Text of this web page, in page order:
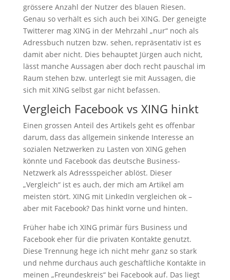
grössere Anzahl der Nutzer des blauen Riesen.
Genau so verhält es sich auch bei XING. Der geneigte
Twitterer mag XING in der Mehrzahl „nur“ noch als
Adressbuch nutzen bzw. sehen, repräsentativ ist es
damit aber nicht. Dies behauptet Jürgen auch nicht,
lässt manche Aussagen aber doch recht pauschal im
Raum stehen bzw. unterlegt sie mit Aussagen, die
sich mit XING selbst gar nicht befassen.
Vergleich Facebook vs XING hinkt
Einen grossen Anteil des Artikels geht es offenbar
darum, dass das allgemein sinkende Interesse an
sozialen Netzwerken zu Lasten von XING gehen
könnte und Facebook das deutsche Business-
Netzwerk als Adressspeicher ablöst. Dieser
„Vergleich“ ist es auch, der mich am Artikel am
meisten stört. XING mit LinkedIn vergleichen ok –
aber mit Facebook? Das hinkt vorne und hinten.
Früher habe ich XING primär fürs Business und
Facebook eher für die privaten Kontakte genutzt.
Diese Trennung hege ich nicht mehr ganz so stark
und nehme durchaus auch geschäftliche Kontakte in
meinen „Freundeskreis“ bei Facebook auf. Das liegt